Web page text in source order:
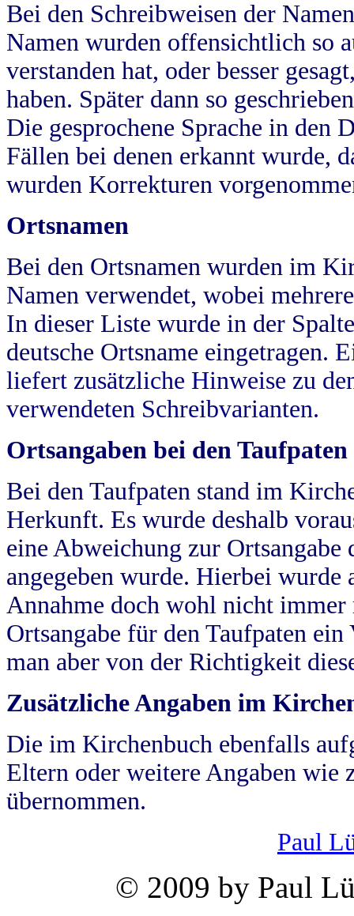
Bei den Schreibweisen der
Namen wurden offensichtlich so
verstanden hat, oder besser
haben. Später dann so
Die gesprochene Sprache in
Fällen bei denen erkannt wurde,
wurden Korrekturen
Ortsnamen
Bei den Ortsnamen wurden im
Namen verwendet, wobei
In dieser Liste wurde in der
deutsche Ortsname eingetragen.
liefert zusätzliche Hinweise zu
verwendeten Schreibvarianten.
Ortsangaben bei den Taufpaten
Bei den Taufpaten stand im
Herkunft. Es wurde deshalb
eine Abweichung zur
angegeben wurde. Hierbei wurde
Annahme doch wohl nicht
Ortsangabe für den Taufpaten
man aber von der Richtigkeit
Zusätzliche Angaben im
Die im Kirchenbuch ebenfalls
Eltern oder weitere Angaben wie
übernommen.
Paul
© 2009 by Paul